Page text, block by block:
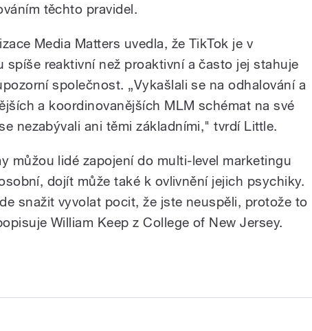
těchto pravidel.
Media Matters uvedla, že TikTok je v
spíše reaktivní než proaktivní a často jej stahuje
společnost. „Vykašlali se na odhalování a
a koordinovanějších MLM schémat na své
nezabývali ani těmi základními," tvrdí Little.
můžou lidé zapojení do multi-level marketingu
dojít může také k ovlivnění jejich psychiky.
snažit vyvolat pocit, že jste neuspěli, protože to
William Keep z College of New Jersey.